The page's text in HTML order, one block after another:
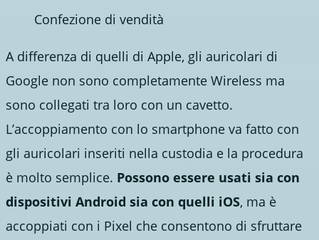
Confezione di vendità
A differenza di quelli di Apple, gli auricolari di
Google non sono completamente Wireless ma
sono collegati tra loro con un cavetto.
L’accoppiamento con lo smartphone va fatto con
gli auricolari inseriti nella custodia e la procedura
è molto semplice. Possono essere usati sia con
dispositivi Android sia con quelli iOS, ma è
accoppiati con i Pixel che consentono di sfruttare